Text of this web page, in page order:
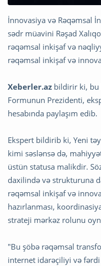
İnnovasiya və Rəqəmsal
sədr müavini Rəşad
rəqəmsal inkişaf və
rəqəmsal inkişaf və
Xeberler.az bildirir ki, bu
Formunun Prezidenti,
hesabında paylaşım edib.
Ekspert bildirib ki, Yeni
kimi səslənsə də,
üstün statusa malikdir.
daxilində və strukturuna
rəqəmsal inkişaf və
hazırlanması,
strateji mərkəz rolunu
"Bu şöbə rəqəmsal
internet idarəçiliyi və